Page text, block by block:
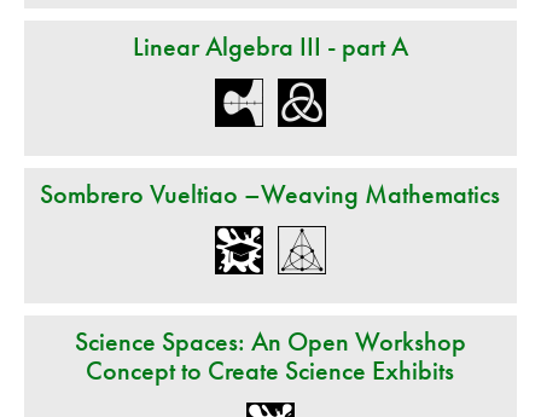
Linear Algebra III - part A
Sombrero Vueltiao –Weaving Mathematics
Science Spaces: An Open Workshop
Concept to Create Science Exhibits